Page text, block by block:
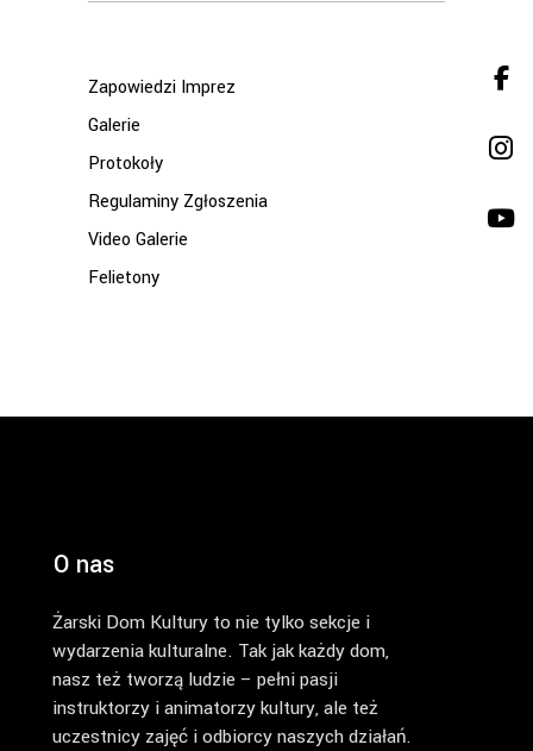
Zapowiedzi Imprez
Galerie
Protokoły
Regulaminy Zgłoszenia
Video Galerie
Felietony
O nas
Żarski Dom Kultury to nie tylko sekcje i
wydarzenia kulturalne. Tak jak każdy dom,
nasz też tworzą ludzie – pełni pasji
instruktorzy i animatorzy kultury, ale też
uczestnicy zajęć i odbiorcy naszych działań.